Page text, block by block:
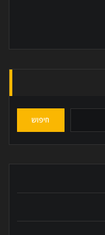
חיפוש